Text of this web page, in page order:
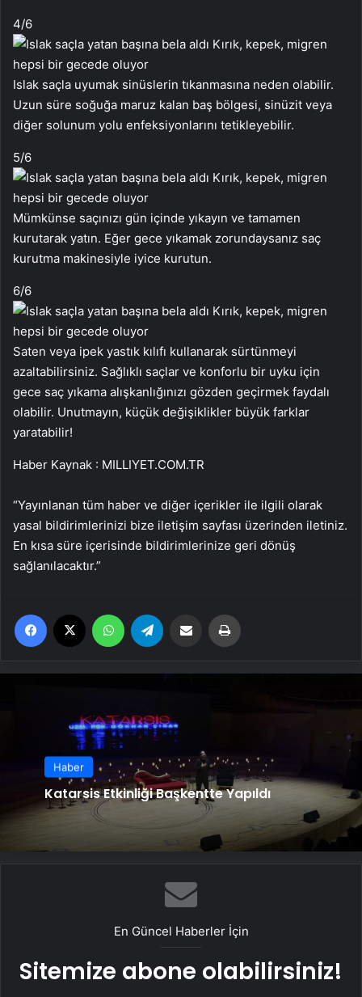
4/6
Islak saçla uyumak sinüslerin tıkanmasına neden olabilir.
Uzun süre soğuğa maruz kalan baş bölgesi, sinüzit veya
diğer solunum yolu enfeksiyonlarını tetikleyebilir.
5/6
Mümkünse saçınızı gün içinde yıkayın ve tamamen
kurutarak yatın. Eğer gece yıkamak zorundaysanız saç
kurutma makinesiyle iyice kurutun.
6/6
Saten veya ipek yastık kılıfı kullanarak sürtünmeyi
azaltabilirsiniz. Sağlıklı saçlar ve konforlu bir uyku için
gece saç yıkama alışkanlığınızı gözden geçirmek faydalı
olabilir. Unutmayın, küçük değişiklikler büyük farklar
yaratabilir!
Haber Kaynak : MILLIYET.COM.TR
“Yayınlanan tüm haber ve diğer içerikler ile ilgili olarak
yasal bildirimlerinizi bize iletişim sayfası üzerinden iletiniz.
En kısa süre içerisinde bildirimlerinize geri dönüş
sağlanılacaktır.”
Facebook WhatsApp Email'den paylaş
Haber
Katarsis Etkinliği Başkentte Yapıldı
En Güncel Haberler İçin
Sitemize abone olabilirsiniz!